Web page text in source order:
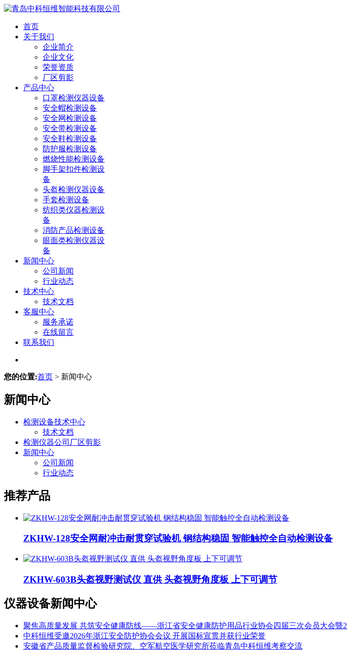
首页
关于我们
企业简介
企业文化
荣誉资质
厂区剪影
产品中心
口罩检测仪器设备
安全帽检测设备
安全网检测设备
安全带检测设备
安全鞋检测设备
防护服检测设备
燃烧性能检测设备
脚手架扣件检测设
备
头盔检测仪器设备
手套检测设备
纺织类仪器检测设
备
消防产品检测设备
眼面类检测仪器设
备
新闻中心
公司新闻
行业动态
技术中心
技术文档
客服中心
服务承诺
在线留言
联系我们
您的位置:首页 > 新闻中心
新闻中心
检测设备技术中心
技术文档
检测仪器公司厂区剪影
新闻中心
公司新闻
行业动态
推荐产品
ZKHW-128安全网耐冲击耐贯穿试验机 钢结构稳固 智能触控全自动检测设备
ZKHW-603B头盔视野测试仪 直供 头盔视野角度板 上下可调节
仪器设备新闻中心
聚焦高质量发展 共筑安全健康防线——浙江省安全健康防护用品行业协会四届三次会员大会暨
中科恒维受邀2026年浙江安全防护协会会议 开展国标宣贯并获行业荣誉
安徽省产品质量监督检验研究院、空军航空医学研究所莅临青岛中科恒维考察交流